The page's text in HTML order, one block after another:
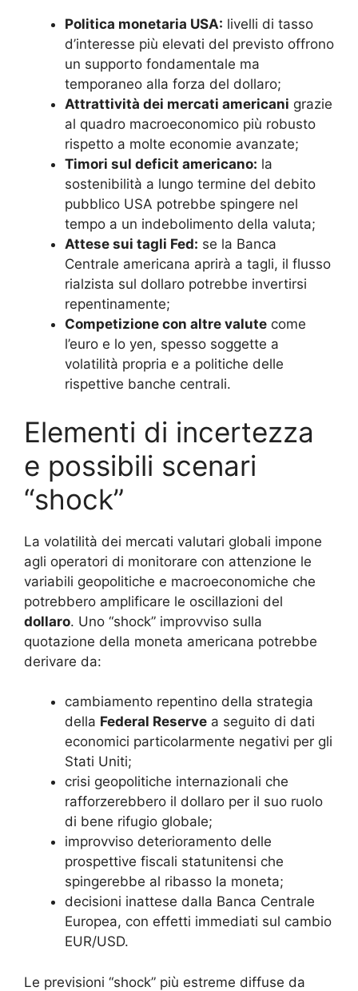
Politica monetaria USA: livelli di tasso
d’interesse più elevati del previsto offrono
un supporto fondamentale ma
temporaneo alla forza del dollaro;
Attrattività dei mercati americani grazie
al quadro macroeconomico più robusto
rispetto a molte economie avanzate;
Timori sul deficit americano: la
sostenibilità a lungo termine del debito
pubblico USA potrebbe spingere nel
tempo a un indebolimento della valuta;
Attese sui tagli Fed: se la Banca
Centrale americana aprirà a tagli, il flusso
rialzista sul dollaro potrebbe invertirsi
repentinamente;
Competizione con altre valute come
l’euro e lo yen, spesso soggette a
volatilità propria e a politiche delle
rispettive banche centrali.
Elementi di incertezza
e possibili scenari
“shock”
La volatilità dei mercati valutari globali impone
agli operatori di monitorare con attenzione le
variabili geopolitiche e macroeconomiche che
potrebbero amplificare le oscillazioni del
dollaro. Uno “shock” improvviso sulla
quotazione della moneta americana potrebbe
derivare da:
cambiamento repentino della strategia
della Federal Reserve a seguito di dati
economici particolarmente negativi per gli
Stati Uniti;
crisi geopolitiche internazionali che
rafforzerebbero il dollaro per il suo ruolo
di bene rifugio globale;
improvviso deterioramento delle
prospettive fiscali statunitensi che
spingerebbe al ribasso la moneta;
decisioni inattese dalla Banca Centrale
Europea, con effetti immediati sul cambio
EUR/USD.
Le previsioni “shock” più estreme diffuse da